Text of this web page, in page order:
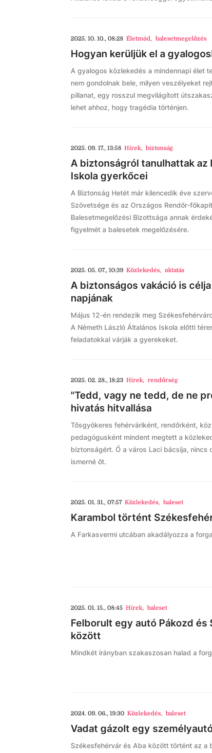
2025. 10. 10., 08:28 Életmód, balesetmegelőzés
Hogyan kerüljük el a
A gyalogos közlekedés a mindennapi élet
nem gondolnak bele, milyen veszélyeket
pillanat, egy rosszul megvilágított
lehet ahhoz, hogy tragédia történjen.
2025. 09. 17., 13:58 Hírek, biztonság
A biztonságról tanulhattak az
Iskola gyerkőcei
A Biztonság Hetét már kilencedik éve
Szövetsége és az Országos Rendőr-
Balesetmegelőzési Bizottsága annak
figyelmét a balesetek megelőzésére.
2025. 05. 07., 10:39 Közlekedés, oktatás
A biztonságos vakáció is
napjának
Május 12-én rendezik meg
A Németh László Általános Iskola előtti
feladatokkal várják a gyerekeket.
2025. 02. 28., 18:23 Hírek, rendőrség
"Tedd, vagy ne tedd, de ne
hivatás hitvallása
Tősgyökeres fehérváriként, rendőrként,
pedagógusként mindent megtett a
biztonságért. Ő a város Laci bácsija, nincs
ismerné őt.
2025. 01. 31., 07:57 Közlekedés, baleset
Karambol történt
A Farkasvermi utcában akadályozza a
2025. 01. 15., 08:45 Hírek, baleset
Felborult egy autó Pákozd és
között
Mindkét irányban szakaszosan halad a
2024. 09. 06., 19:30 Közlekedés, baleset
Vadat gázolt egy
Székesfehérvár és Aba között történt az a